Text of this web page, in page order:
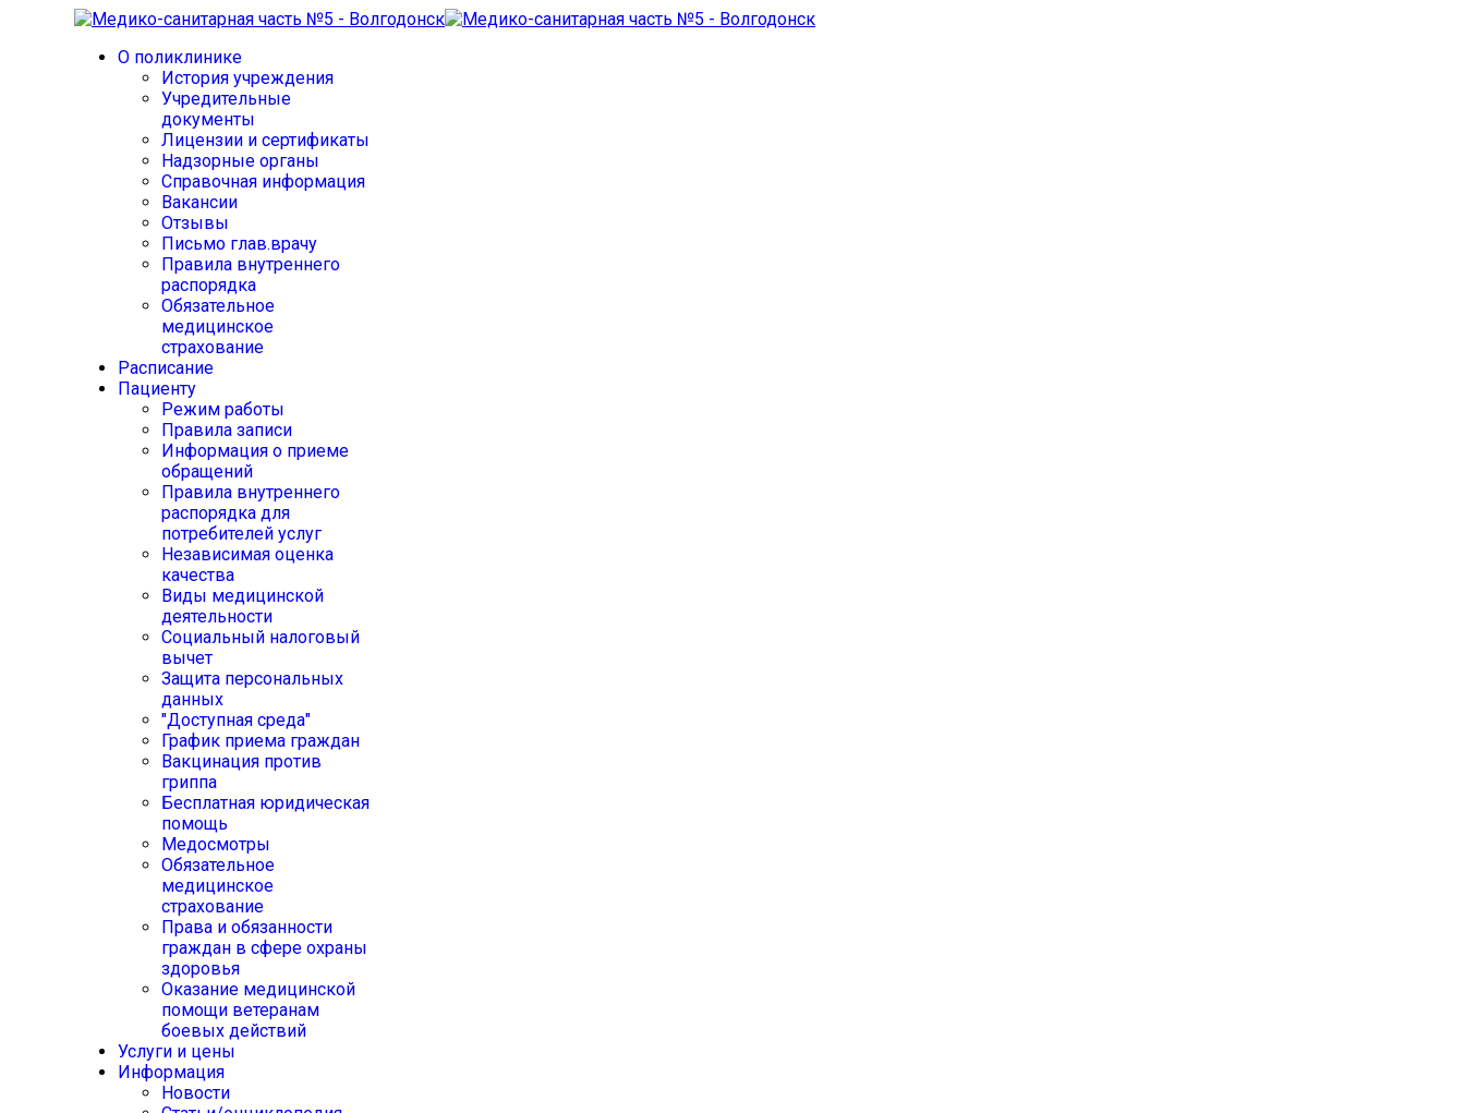
О поликлинике
История учреждения
Учредительные
документы
Лицензии и сертификаты
Надзорные органы
Справочная информация
Вакансии
Отзывы
Письмо глав.врачу
Правила внутреннего
распорядка
Обязательное
медицинское
страхование
Расписание
Пациенту
Режим работы
Правила записи
Информация о приеме
обращений
Правила внутреннего
распорядка для
потребителей услуг
Независимая оценка
качества
Виды медицинской
деятельности
Социальный налоговый
вычет
Защита персональных
данных
"Доступная среда"
График приема граждан
Вакцинация против
гриппа
Бесплатная юридическая
помощь
Медосмотры
Обязательное
медицинское
страхование
Права и обязанности
граждан в сфере охраны
здоровья
Оказание медицинской
помощи ветеранам
боевых действий
Услуги и цены
Информация
Новости